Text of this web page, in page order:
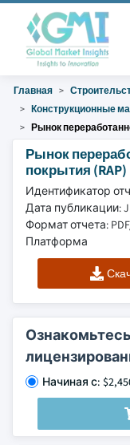
Главная
Конструкционные
Рынок
Рынок
покрытия
Идентификатор
Дата публикации:
Формат отчета:
Платформа
Начиная с: